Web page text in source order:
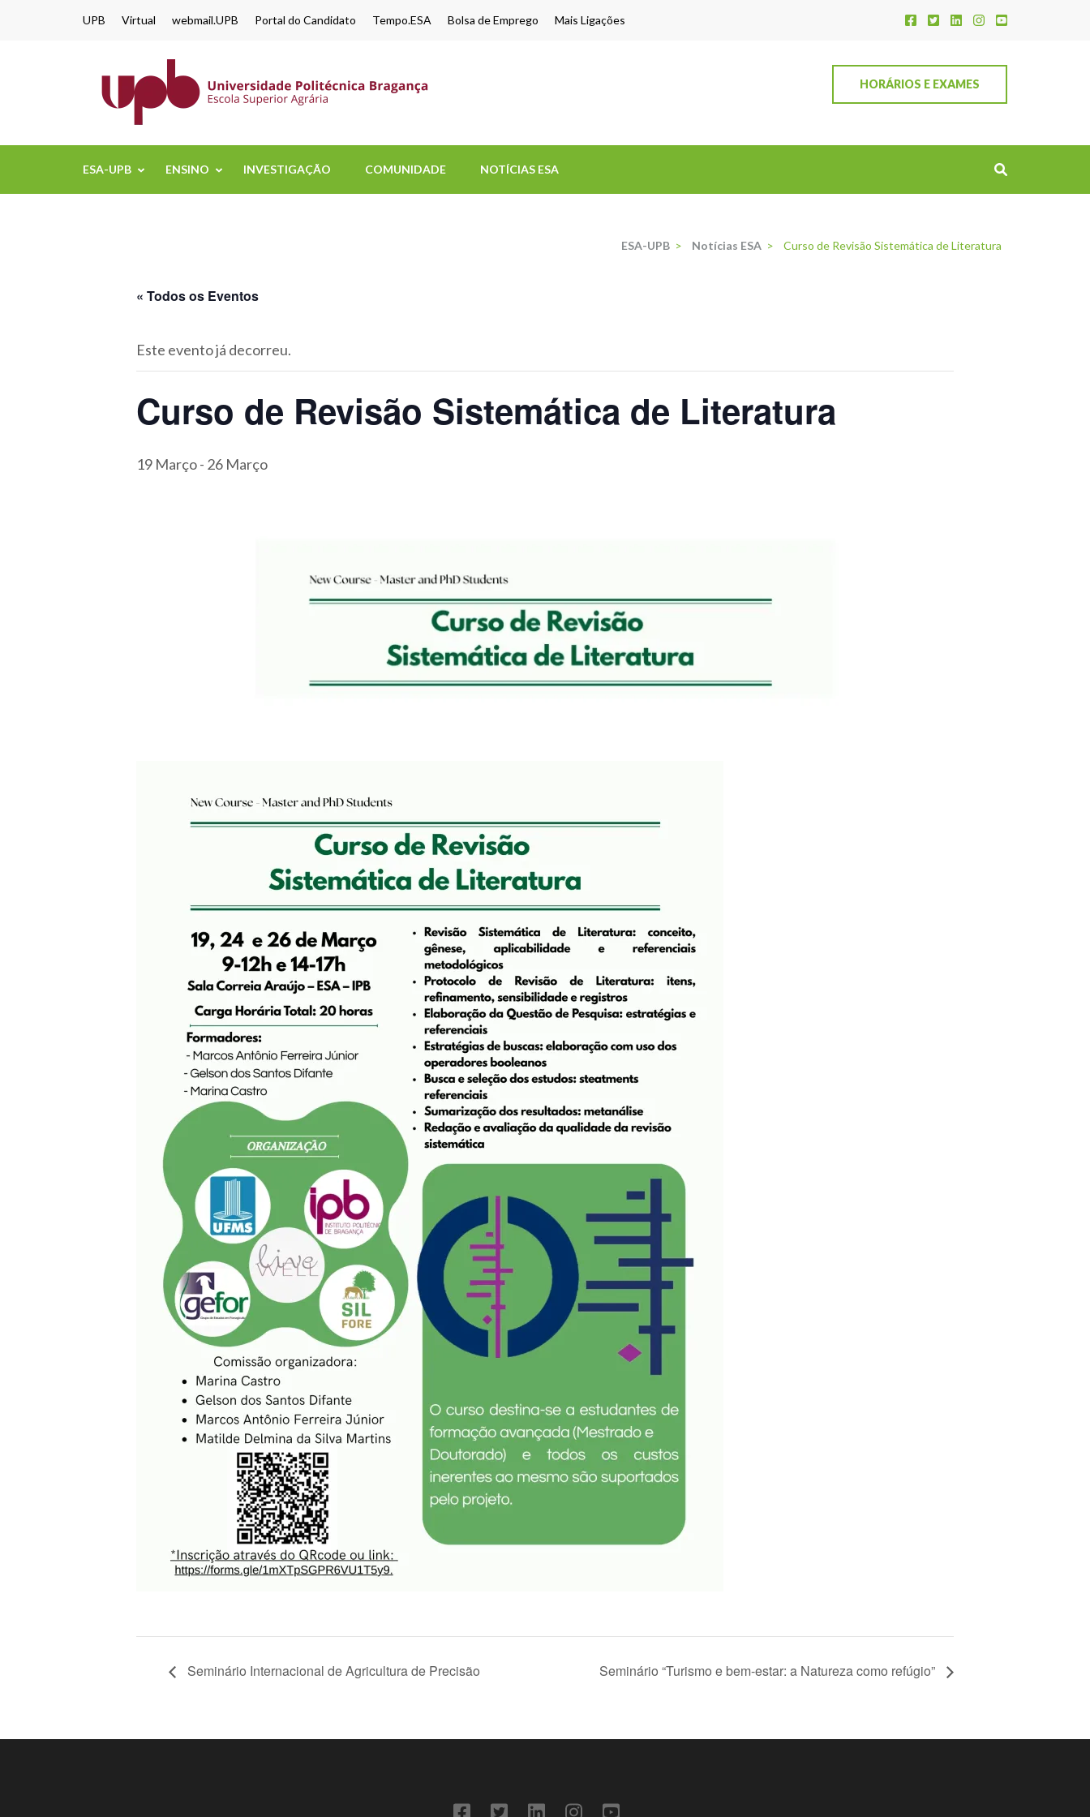
UPB Virtual webmail.UPB Portal do Candidato Tempo.ESA Bolsa de Emprego Mais Ligações
HORÁRIOS E EXAMES
ESA-UPB ENSINO INVESTIGAÇÃO COMUNIDADE NOTÍCIAS ESA
ESA-UPB > Notícias ESA > Curso de Revisão Sistemática de Literatura
« Todos os Eventos
Este evento já decorreu.
Curso de Revisão Sistemática de Literatura
19 Março- 26 Março
Seminário Internacional de Agricultura de Precisão Seminário “Turismo e bem-estar: a Natureza como refúgio”